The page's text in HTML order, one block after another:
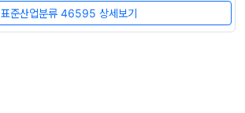
표준산업분류 46595 상세보기